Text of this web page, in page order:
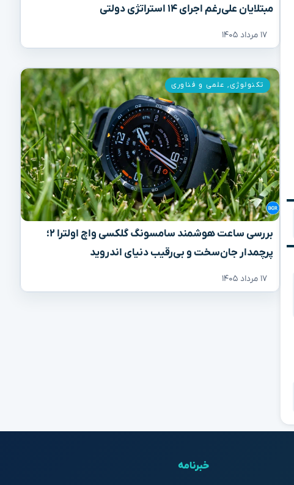
مبتلایان علی‌رغم اجرای ۱۴ استراتژی دولتی
۱۷ مرداد ۱۴۰۵
بررسی ساعت هوشمند سامسونگ گلکسی واچ اولترا ۲؛
پرچمدار جان‌سخت و بی‌رقیب دنیای اندروید
۱۷ مرداد ۱۴۰۵
تکنولوژی, علمی و فناوری
خبرنامه